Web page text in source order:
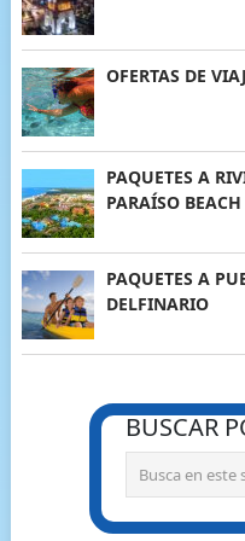
OFERTAS DE
PAQUETES A
PARAÍSO BEACH
PAQUETES A
DELFINARIO
BUSCAR